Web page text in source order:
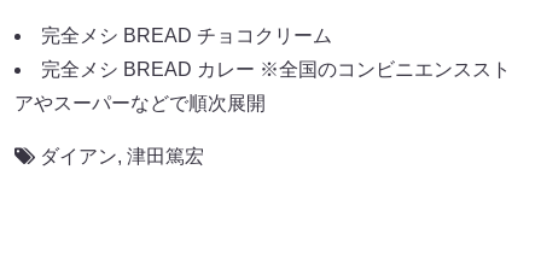
完全メシ BREAD チョコクリーム
完全メシ BREAD カレー ※全国のコンビニエンススト
アやスーパーなどで順次展開
ダイアン, 津田篤宏